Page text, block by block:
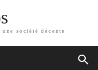
société décente